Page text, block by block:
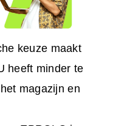
keuze maakt
heeft minder te
magazijn en